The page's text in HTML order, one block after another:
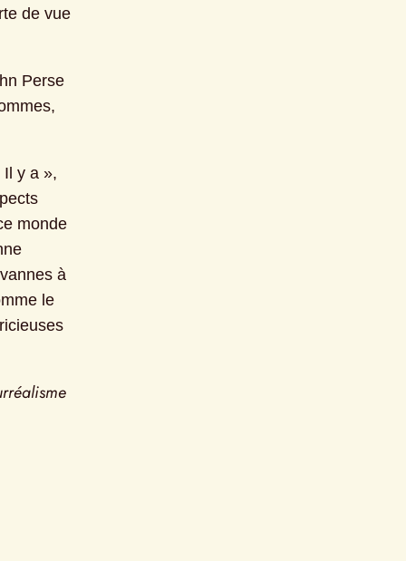
de vue
Perse
Il y a »,
monde
à
le